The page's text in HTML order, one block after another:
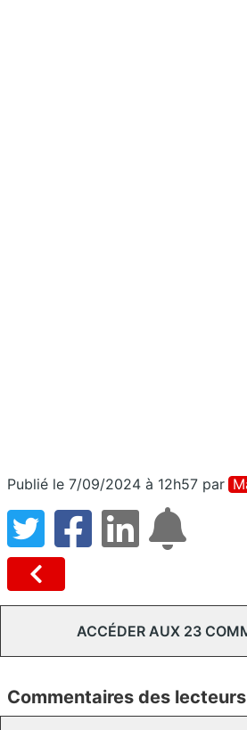
Publié le 7/09/2024 à 12h57 par
ACCÉDER AUX 23
Commentaires des